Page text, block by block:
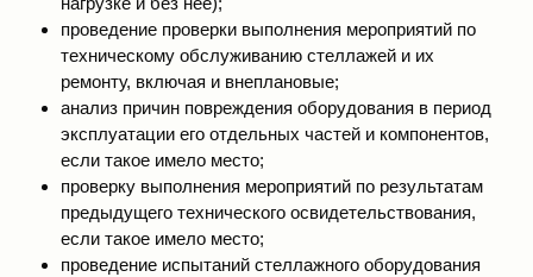
проведение проверки выполнения мероприятий по
техническому обслуживанию стеллажей и их
ремонту, включая и внеплановые;
анализ причин повреждения оборудования в период
эксплуатации его отдельных частей и компонентов,
если такое имело место;
проверку выполнения мероприятий по результатам
предыдущего технического освидетельствования,
если такое имело место;
проведение испытаний стеллажного оборудования